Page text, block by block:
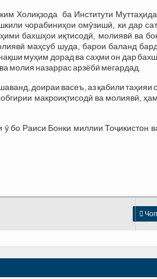
Холиқзода ба Институти
чорабиниҳои омӯзишӣ, ки дар
бахшҳои иқтисодӣ, молиявӣ ва
маҳсуб шуда, барои баланд
муҳим дорад ва саҳми он дар
молия назаррас арзёбӣ мегардад.
доираи васеъ, аз қабили таҳияи
макроиқтисодӣ ва молиявӣ,
бо Раиси Бонки миллии Тоҷикистон
